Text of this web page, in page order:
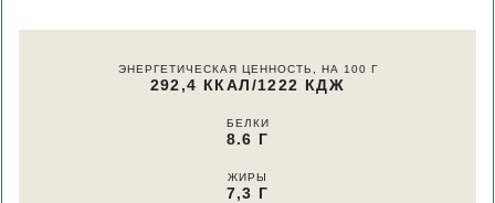
ЭНЕРГЕТИЧЕСКАЯ ЦЕННОСТЬ, НА 100 Г
292,4 ККАЛ/1222 КДЖ
БЕЛКИ
8.6 Г
ЖИРЫ
7,3 Г